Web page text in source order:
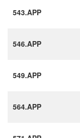
543.APP
546.APP
549.APP
564.APP